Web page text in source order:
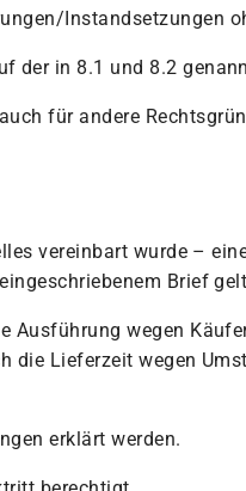
Instandsetzungen
der in 8.1 und 8.2
für andere
vereinbart wurde –
Brief
Ausführung wegen
die Lieferzeit wegen
erklärt werden.